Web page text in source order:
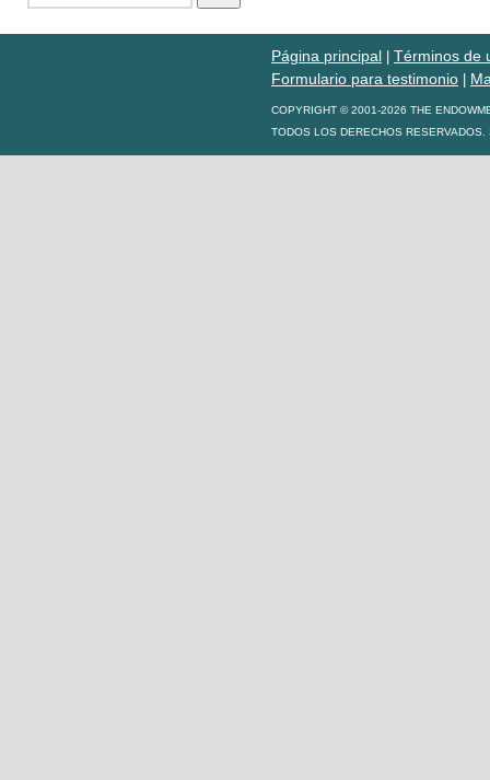
Página principal
Términos de
Formulario para testimonio
COPYRIGHT © 2001-2026 THE
TODOS LOS DERECHOS